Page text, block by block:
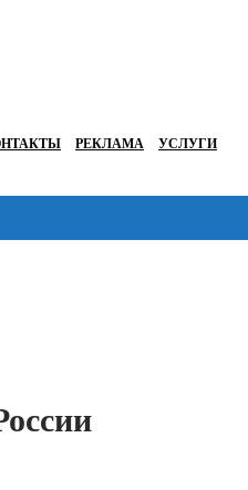
РЕКЛАМА УСЛУГИ